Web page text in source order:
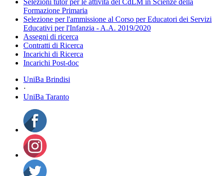
Formazione Primaria
Selezione per l'ammissione al Corso per Educatori dei Servizi
Educativi per l'Infanzia - A.A. 2019/2020
Assegni di ricerca
Contratti di Ricerca
Incarichi di Ricerca
Incarichi Post-doc
UniBa Brindisi
·
UniBa Taranto